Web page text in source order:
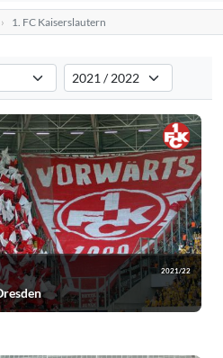
1. FC Kaiserslautern
dem ausgewählten Verein.
Saison auswählen
Filtert die Choreografien
2021/22